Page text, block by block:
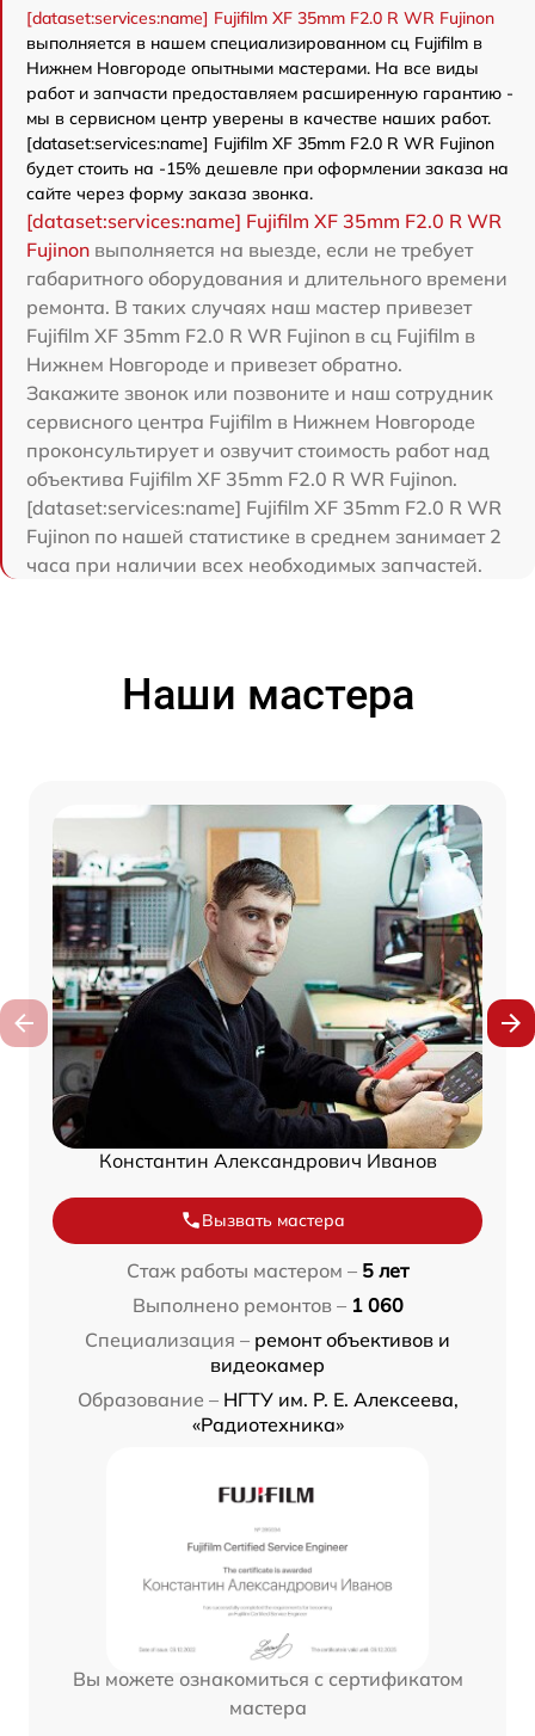
[dataset:services:name] Fujifilm XF 35mm F2.0 R WR Fujinon
выполняется в нашем специализированном сц Fujifilm в
Нижнем Новгороде опытными мастерами. На все виды
работ и запчасти предоставляем расширенную гарантию -
мы в сервисном центр уверены в качестве наших работ.
[dataset:services:name] Fujifilm XF 35mm F2.0 R WR Fujinon
будет стоить на -15% дешевле при оформлении заказа на
сайте через форму заказа звонка.
[dataset:services:name] Fujifilm XF 35mm F2.0 R WR
Fujinon выполняется на выезде, если не требует
габаритного оборудования и длительного времени
ремонта. В таких случаях наш мастер привезет
Fujifilm XF 35mm F2.0 R WR Fujinon в сц Fujifilm в
Нижнем Новгороде и привезет обратно.
Закажите звонок или позвоните и наш сотрудник
сервисного центра Fujifilm в Нижнем Новгороде
проконсультирует и озвучит стоимость работ над
объектива Fujifilm XF 35mm F2.0 R WR Fujinon.
[dataset:services:name] Fujifilm XF 35mm F2.0 R WR
Fujinon по нашей статистике в среднем занимает 2
часа при наличии всех необходимых запчастей.
Наши мастера
Константин Александрович Иванов
Вызвать мастера
Стаж работы мастером – 5 лет
Выполнено ремонтов – 1 060
Специализация – ремонт объективов и
видеокамер
Образование – НГТУ им. Р. Е. Алексеева,
«Радиотехника»
Вы можете ознакомиться с сертификатом
мастера